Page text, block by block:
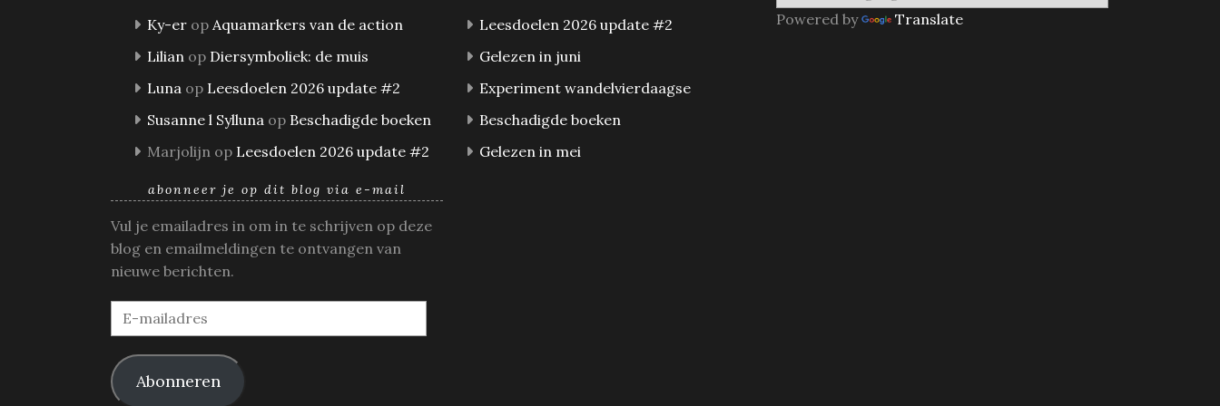
Ky-er op Aquamarkers van de action
Lilian op Diersymboliek: de muis
Luna op Leesdoelen 2026 update #2
Susanne l Sylluna op Beschadigde boeken
Marjolijn op Leesdoelen 2026 update #2
Leesdoelen 2026 update #2
Gelezen in juni
Experiment wandelvierdaagse
Beschadigde boeken
Gelezen in mei
Powered by Translate
abonneer je op dit blog via e-mail
Vul je emailadres in om in te schrijven op deze
blog en emailmeldingen te ontvangen van
nieuwe berichten.
E-
mailadres
Abonneren